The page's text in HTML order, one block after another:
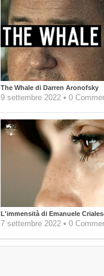
The Whale di Darren Aronofsky
9 settembre 2022 • 0
L'immensità di Emanuele
7 settembre 2022 • 0